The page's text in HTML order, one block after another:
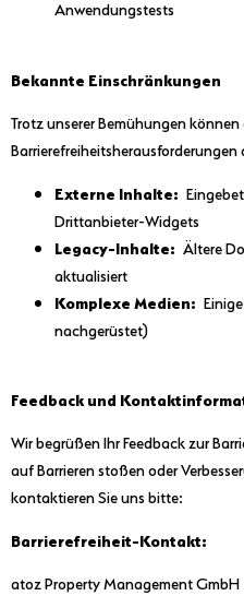
Anwendungstests
Bekannte Einschränkungen
Trotz unserer Bemühungen
Barrierefreiheitsherausforderungen
Externe Inhalte:
Drittanbieter-Widgets
Legacy-Inhalte: Ältere
aktualisiert
Komplexe Medien:
nachgerüstet)
Feedback und
Wir begrüßen Ihr Feedback zur
auf Barrieren stoßen oder
kontaktieren Sie uns bitte:
Barrierefreiheit-Kontakt:
atoz Property Management GmbH